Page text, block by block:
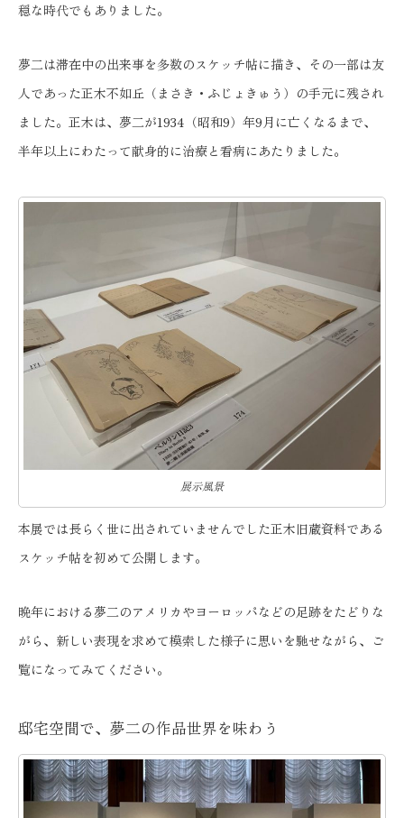
穏な時代でもありました。
夢二は滞在中の出来事を多数のスケッチ帖に描き、その一部は友
人であった正木不如丘（まさき・ふじょきゅう）の手元に残され
ました。正木は、夢二が1934（昭和9）年9月に亡くなるまで、
半年以上にわたって献身的に治療と看病にあたりました。
展示風景
本展では長らく世に出されていませんでした正木旧蔵資料である
スケッチ帖を初めて公開します。
晩年における夢二のアメリカやヨーロッパなどの足跡をたどりな
がら、新しい表現を求めて模索した様子に思いを馳せながら、ご
覧になってみてください。
邸宅空間で、夢二の作品世界を味わう